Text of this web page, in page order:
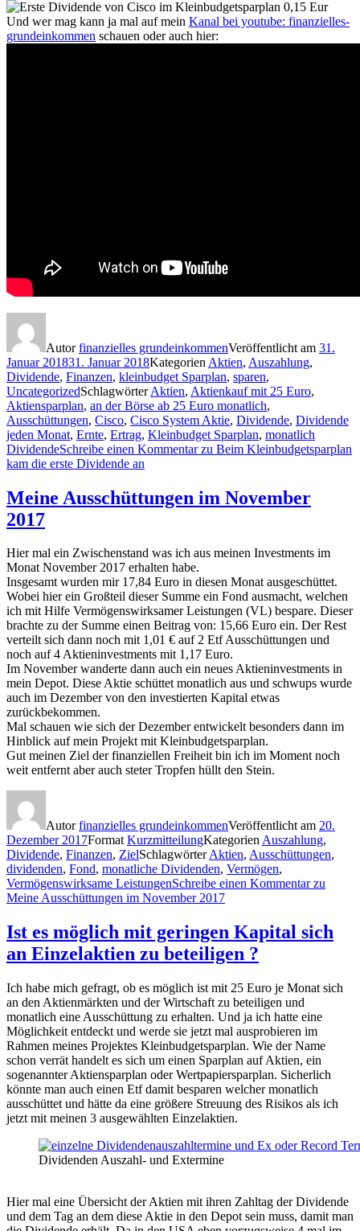
Und wer mag kann ja mal auf mein Kanal bei youtube: finanzielles-
grundeinkommen schauen oder auch hier:
Autorfinanzielles grundeinkommenVeröffentlicht am 31.
Januar 201831. Januar 2018Kategorien Aktien, Auszahlung,
Dividende, Finanzen, kleinbudget Sparplan, sparen,
UncategorizedSchlagwörterAktien, Aktienkauf mit 25 Euro,
Aktiensparplan, an der Börse ab 25 Euro monatlich,
Ausschüttungen, Cisco, Cisco System Aktie, Dividende, Dividende
jeden Monat, Ernte, Ertrag, Kleinbudget Sparplan, monatlich
DividendeSchreibe einen Kommentarzu Beim Kleinbudgetsparplan
kam die erste Dividende an
Meine Ausschüttungen im November
2017
Hier mal ein Zwischenstand was ich aus meinen Investments im
Monat November 2017 erhalten habe.
Insgesamt wurden mir 17,84 Euro in diesen Monat ausgeschüttet.
Wobei hier ein Großteil dieser Summe ein Fond ausmacht, welchen
ich mit Hilfe Vermögenswirksamer Leistungen (VL) bespare. Dieser
brachte zu der Summe einen Beitrag von: 15,66 Euro ein. Der Rest
verteilt sich dann noch mit 1,01 € auf 2 Etf Ausschüttungen und
noch auf 4 Aktieninvestments mit 1,17 Euro.
Im November wanderte dann auch ein neues Aktieninvestments in
mein Depot. Diese Aktie schüttet monatlich aus und schwups wurde
auch im Dezember von den investierten Kapital etwas
zurückbekommen.
Mal schauen wie sich der Dezember entwickelt besonders dann im
Hinblick auf mein Projekt mit Kleinbudgetsparplan.
Gut meinen Ziel der finanziellen Freiheit bin ich im Moment noch
weit entfernt aber auch steter Tropfen hüllt den Stein.
Autorfinanzielles grundeinkommenVeröffentlicht am 20.
Dezember 2017FormatKurzmitteilungKategorienAuszahlung,
Dividende, Finanzen, ZielSchlagwörterAktien, Ausschüttungen,
dividenden, Fond, monatliche Dividenden, Vermögen,
Vermögenswirksame LeistungenSchreibe einen Kommentarzu
Meine Ausschüttungen im November 2017
Ist es möglich mit geringen Kapital sich
an Einzelaktien zu beteiligen ?
Ich habe mich gefragt, ob es möglich ist mit 25 Euro je Monat sich
an den Aktienmärkten und der Wirtschaft zu beteiligen und
monatlich eine Ausschüttung zu erhalten. Und ja ich hatte eine
Möglichkeit entdeckt und werde sie jetzt mal ausprobieren im
Rahmen meines Projektes Kleinbudgetsparplan. Wie der Name
schon verrät handelt es sich um einen Sparplan auf Aktien, ein
sogenannter Aktiensparplan oder Wertpapiersparplan. Sicherlich
könnte man auch einen Etf damit besparen welcher monatlich
ausschüttet und hätte da eine größere Streuung des Risikos als ich
jetzt mit meinen 3 ausgewählten Einzelaktien.
Dividenden Auszahl- und Extermine
Hier mal eine Übersicht der Aktien mit ihren Zahltag der Dividende
und dem Tag an dem diese Aktie in den Depot sein muss, damit man